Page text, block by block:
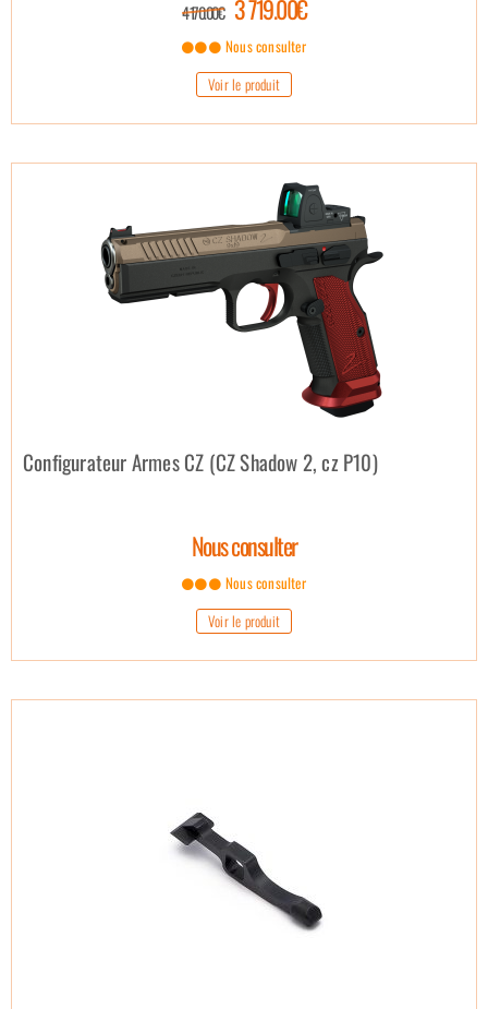
4 170.00€ 3 719.00€
Nous consulter
Voir le produit
Configurateur Armes CZ (CZ Shadow 2, cz P10)
Nous consulter
Nous consulter
Voir le produit